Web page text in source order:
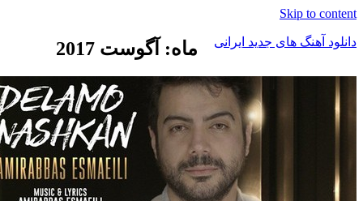
Skip
های جدید ایرانی ماه: آگوست 2017